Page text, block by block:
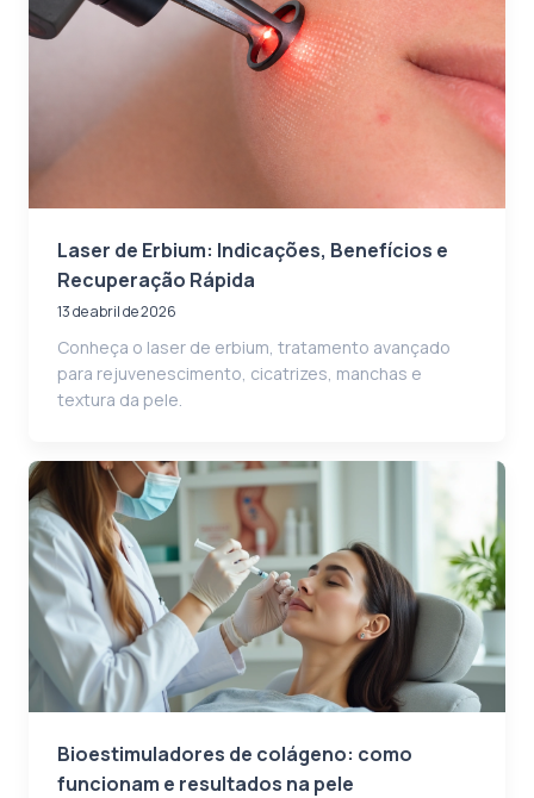
Laser de Erbium: Indicações, Benefícios e
Recuperação Rápida
13 de abril de 2026
Conheça o laser de erbium, tratamento avançado
para rejuvenescimento, cicatrizes, manchas e
textura da pele.
Bioestimuladores de colágeno: como
funcionam e resultados na pele